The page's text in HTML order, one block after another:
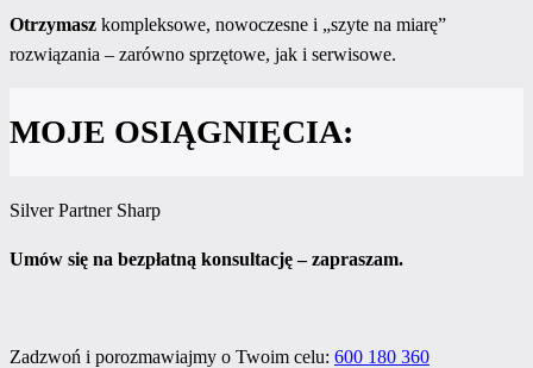
Otrzymasz kompleksowe, nowoczesne i „szyte na miarę”
rozwiązania – zarówno sprzętowe, jak i serwisowe.
MOJE OSIĄGNIĘCIA:
Silver Partner Sharp
Umów się na bezpłatną konsultację – zapraszam.
Zadzwoń i porozmawiajmy o Twoim celu: 600 180 360